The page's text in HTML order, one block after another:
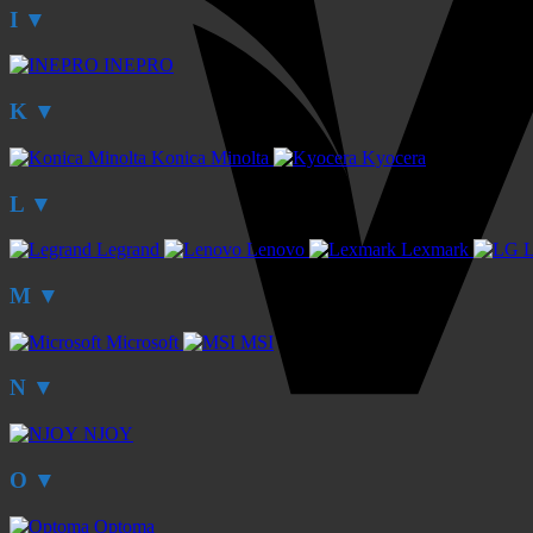
I ▼
INEPRO
K ▼
Konica Minolta Kyocera
L ▼
Legrand Lenovo Lexmark
M ▼
Microsoft MSI
N ▼
NJOY
O ▼
Optoma